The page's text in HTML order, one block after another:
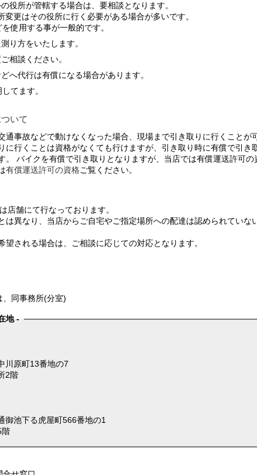
役所が管轄する場合は、要相談となります。
変更はその役所に行く必要がある場合が多いです。
使用する事が一般的です。
り方をいたします。
相談ください。
へ代行は有償になる場合があります。
てます。
いて
通事故などで動けなくなった場合、現場まで引き取りに行くことが
に行くことは資格がなくても行けますが、引き取り時に有償で引き
。 バイクを有償で引き取りとなりますが、当店では有償運送許可
有償運送許可の資格ご覧ください。
店舗にて行なっております。
は異なり、当店からご自宅やご指定場所への配達は認められていな
望される場合は、ご相談に応じての対応となります。
同事務所(分室)
地
川原町13番地の7
2階
御池下る虎屋町566番地の1
階